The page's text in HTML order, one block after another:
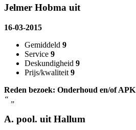
Jelmer Hobma uit
16-03-2015
Gemiddeld 9
Service 9
Deskundigheid 9
Prijs/kwaliteit 9
Reden bezoek: Onderhoud en/of APK
“
A. pool. uit Hallum